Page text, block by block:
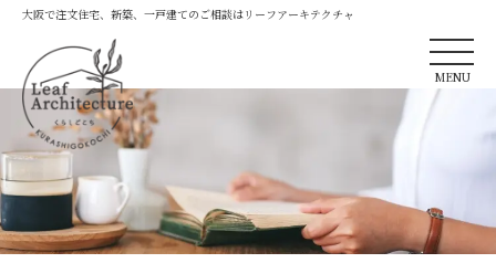
大阪で注文住宅、新築、一戸建てのご相談はリーフアーキテクチャ
MENU